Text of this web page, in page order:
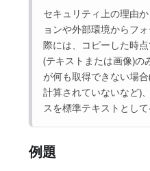
セキュリティ上の理由
ョンや外部環境からフ
際には、コピーした時
(テキストまたは画像)の
が何も取得できない場
計算されていないなど)
スを標準テキストとして
例題